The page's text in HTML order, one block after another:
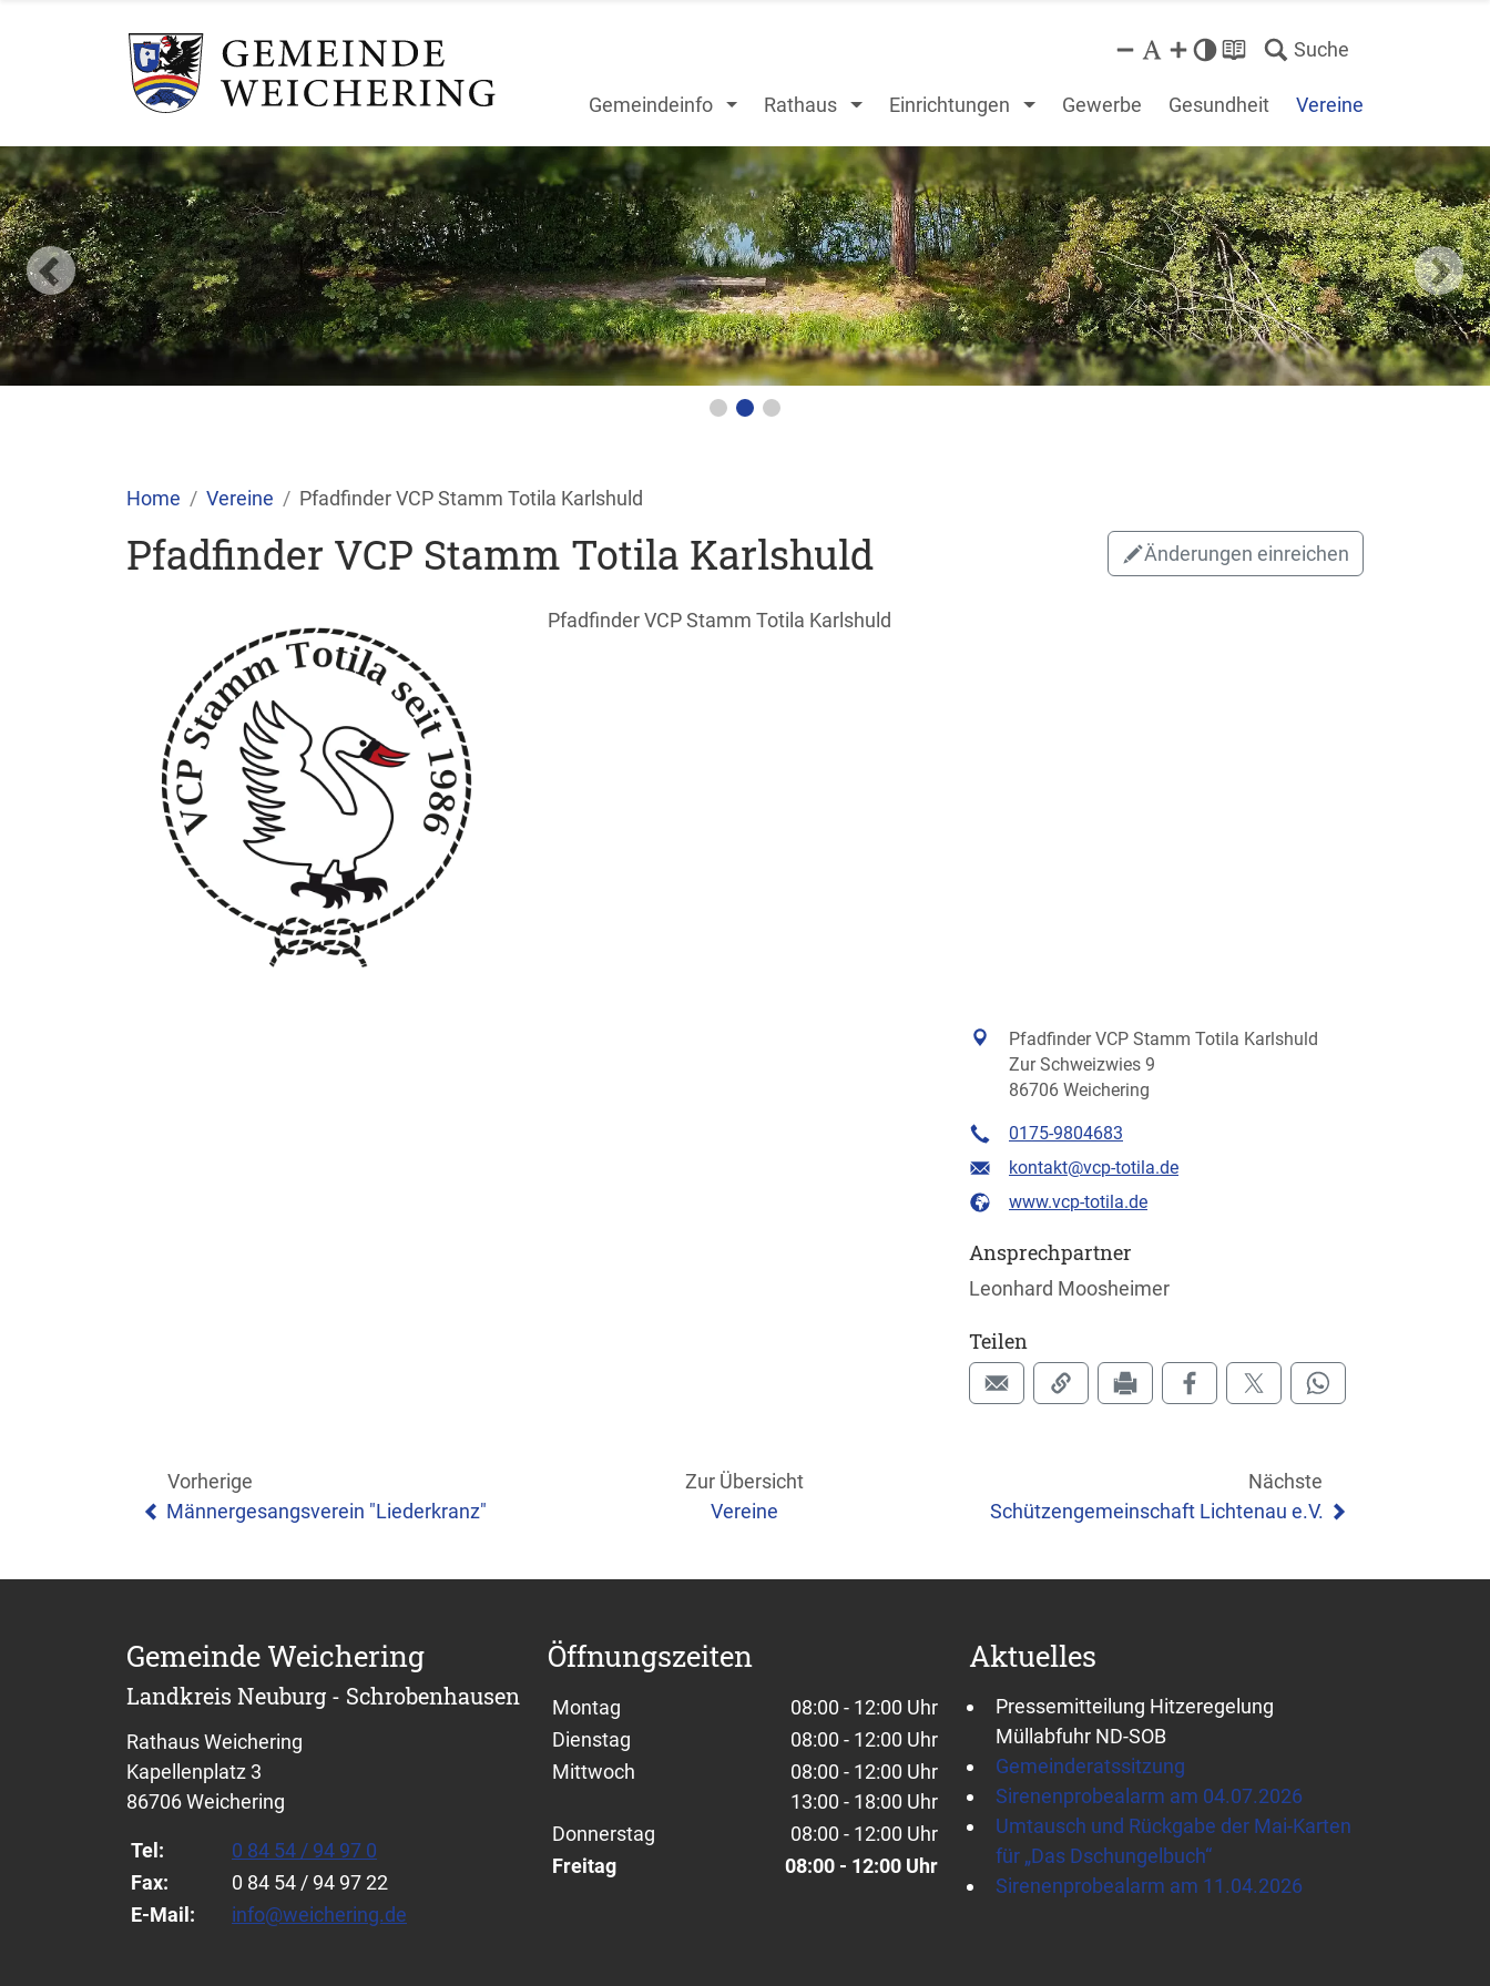
Suche
Gemeindeinfo Rathaus Einrichtungen Gewerbe Gesundheit Vereine
Home Vereine Pfadfinder VCP Stamm Totila Karlshuld
Änderungen einreichen
Pfadfinder VCP Stamm Totila Karlshuld
Pfadfinder VCP Stamm Totila Karlshuld
Pfadfinder VCP Stamm Totila Karlshuld
Zur Schweizwies 9
86706 Weichering
0175-9804683
kontakt@vcp-totila.de
www.vcp-totila.de
Ansprechpartner
Leonhard Moosheimer
Teilen
Vorherige
Männergesangsverein "Liederkranz"
Zur Übersicht
Vereine
Nächste
Schützengemeinschaft Lichtenau e.V.
Gemeinde Weichering
Landkreis Neuburg - Schrobenhausen
Rathaus Weichering
Kapellenplatz 3
86706 Weichering
Tel:
0 84 54 / 94 97 0
Fax:
0 84 54 / 94 97 22
E-Mail:
info@weichering.de
Öffnungszeiten
Wochentage / Monate
Öffnungszeiten / Hinweise
Montag
08:00 - 12:00 Uhr
Dienstag
08:00 - 12:00 Uhr
Mittwoch
08:00 - 12:00 Uhr
13:00 - 18:00 Uhr
Donnerstag
08:00 - 12:00 Uhr
Freitag
08:00 - 12:00 Uhr
Aktuelles
Pressemitteilung Hitzeregelung
Müllabfuhr ND-SOB
Gemeinderatssitzung
Sirenenprobealarm am 04.07.2026
Umtausch und Rückgabe der Mai-Karten
für „Das Dschungelbuch“
Sirenenprobealarm am 11.04.2026